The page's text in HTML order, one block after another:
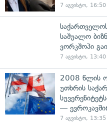
7 აგვისტო, 16:50
საშუალო
ვორკშოპი
7 აგვისტო, 13:40
2008 წლის
უთხრის
—
7 აგვისტო, 13:35